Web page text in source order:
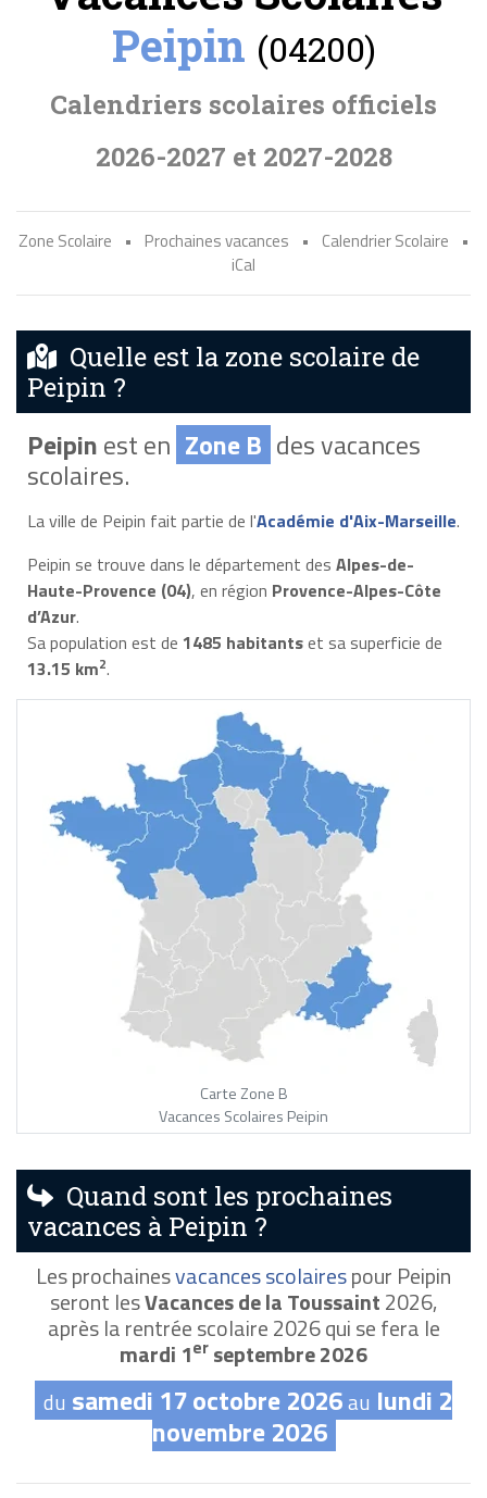
Peipin (04200)
Calendriers scolaires officiels
2026-2027 et 2027-2028
Zone Scolaire • Prochaines vacances • Calendrier Scolaire
•
iCal
Quelle est la zone scolaire de
Peipin ?
Peipinest en Zone B des vacances
scolaires.
La ville de Peipin fait partie de l'Académie d'Aix-Marseille.
Peipin se trouve dans le département des Alpes-de-
Haute-Provence (04), en région Provence-Alpes-Côte
d’Azur.
Sa population est de 1485 habitantset sa superficie de
13.15 km2.
Carte Zone B
Vacances Scolaires Peipin
Quand sont les prochaines
vacances à Peipin ?
Les prochainesvacances scolairespour Peipin
seront lesVacances de la Toussaint2026,
après la rentrée scolaire 2026 qui se fera le
mardi 1er septembre 2026
du samedi 17 octobre 2026au lundi 2
novembre 2026